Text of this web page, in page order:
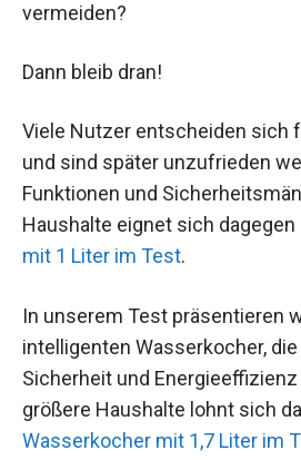
vermeiden?
Dann bleib dran!
Viele Nutzer entscheiden sich
und sind später unzufrieden
Funktionen und
Haushalte eignet sich dagegen
mit 1 Liter im Test.
In unserem Test präsentieren
intelligenten Wasserkocher,
Sicherheit und
größere Haushalte lohnt sich
Wasserkocher mit 1,7 Liter im